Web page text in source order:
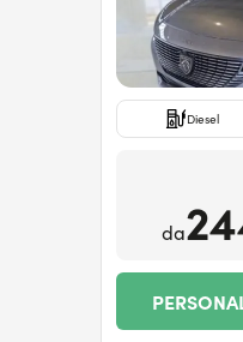
Diesel
da